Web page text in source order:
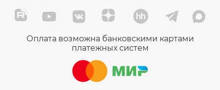
Оплата возможна банковскими картами
платежных систем